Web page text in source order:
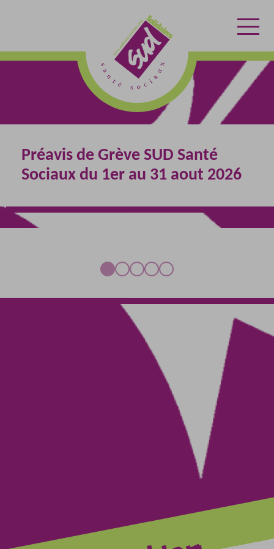
contenu
menu
Retour
à
Préavis de Grève SUD Santé
Sociaux du 1er au 31 aout 2026